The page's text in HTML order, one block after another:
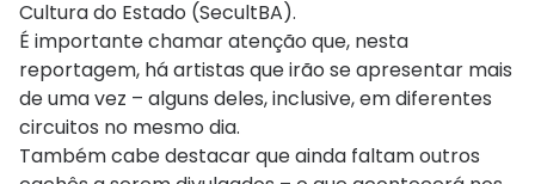
Cultura do Estado (SecultBA).
É importante chamar atenção que, nesta
reportagem, há artistas que irão se apresentar mais
de uma vez – alguns deles, inclusive, em diferentes
circuitos no mesmo dia.
Também cabe destacar que ainda faltam outros